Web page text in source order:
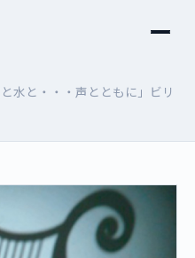
水と・・・声とともに」ビリ